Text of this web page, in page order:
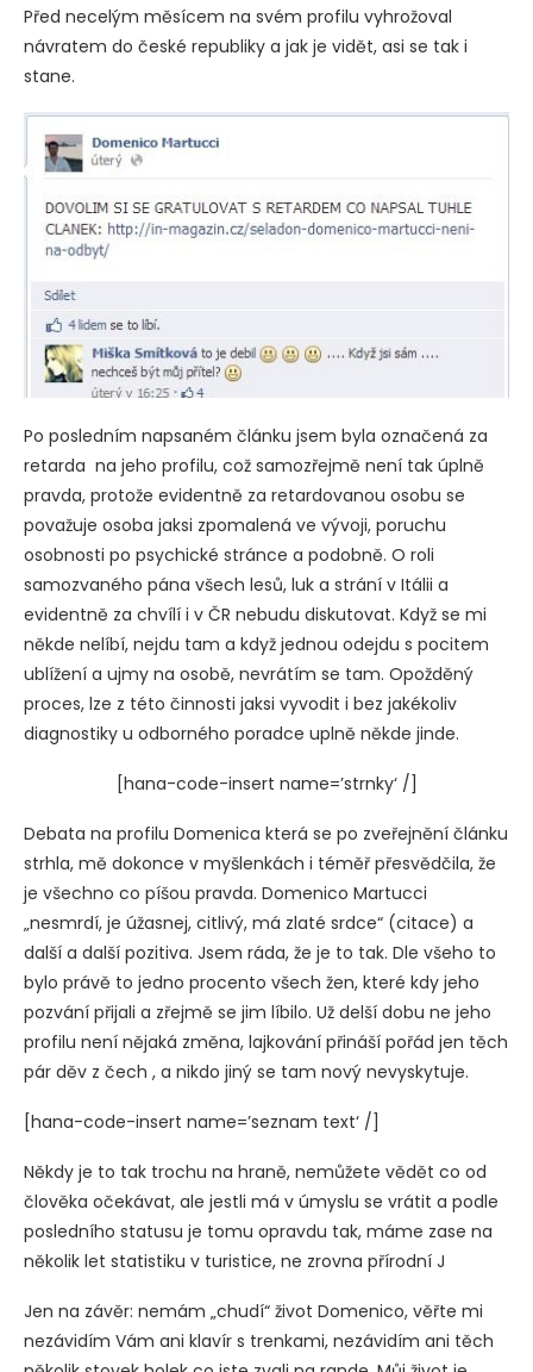
Před necelým měsícem na svém profilu vyhrožoval
návratem do české republiky a jak je vidět, asi se tak i
stane.
Po posledním napsaném článku jsem byla označená za
retarda na jeho profilu, což samozřejmě není tak úplně
pravda, protože evidentně za retardovanou osobu se
považuje osoba jaksi zpomalená ve vývoji, poruchu
osobnosti po psychické stránce a podobně. O roli
samozvaného pána všech lesů, luk a strání v Itálii a
evidentně za chvílí i v ČR nebudu diskutovat. Když se mi
někde nelíbí, nejdu tam a když jednou odejdu s pocitem
ublížení a ujmy na osobě, nevrátím se tam. Opožděný
proces, lze z této činnosti jaksi vyvodit i bez jakékoliv
diagnostiky u odborného poradce uplně někde jinde.
[hana-code-insert name=’strnky‘ /]
Debata na profilu Domenica která se po zveřejnění článku
strhla, mě dokonce v myšlenkách i téměř přesvědčila, že
je všechno co píšou pravda. Domenico Martucci
„nesmrdí, je úžasnej, citlivý, má zlaté srdce“ (citace) a
další a další pozitiva. Jsem ráda, že je to tak. Dle všeho to
bylo právě to jedno procento všech žen, které kdy jeho
pozvání přijali a zřejmě se jim líbilo. Už delší dobu ne jeho
profilu není nějaká změna, lajkování přináší pořád jen těch
pár děv z čech , a nikdo jiný se tam nový nevyskytuje.
[hana-code-insert name=’seznam text‘ /]
Někdy je to tak trochu na hraně, nemůžete vědět co od
člověka očekávat, ale jestli má v úmyslu se vrátit a podle
posledního statusu je tomu opravdu tak, máme zase na
několik let statistiku v turistice, ne zrovna přírodní J
Jen na závěr: nemám „chudí“ život Domenico, věřte mi
nezávidím Vám ani klavír s trenkami, nezávidím ani těch